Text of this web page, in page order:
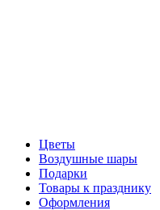
Цветы
Воздушные шары
Подарки
Товары к празднику
Оформления